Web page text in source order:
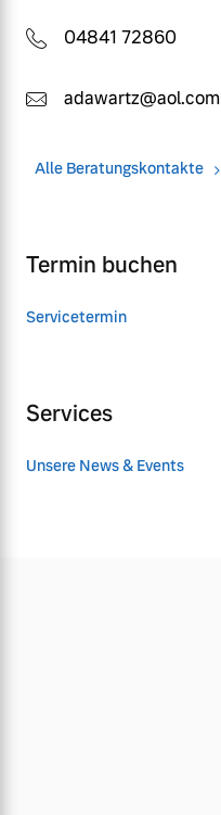
04841 72860
adawartz@aol.com
Alle Beratungskontakte
Termin buchen
Servicetermin
Services
Unsere News & Events